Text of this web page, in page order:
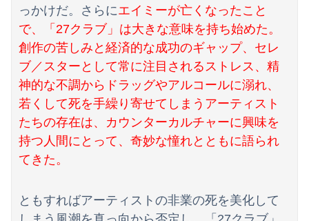
っかけだ。さらにエイミーが亡くなったこと
で、「27クラブ」は大きな意味を持ち始めた。
創作の苦しみと経済的な成功のギャップ、セレ
ブ／スターとして常に注目されるストレス、精
神的な不調からドラッグやアルコールに溺れ、
若くして死を手繰り寄せてしまうアーティスト
たちの存在は、カウンターカルチャーに興味を
持つ人間にとって、奇妙な憧れとともに語られ
てきた。
ともすればアーティストの非業の死を美化して